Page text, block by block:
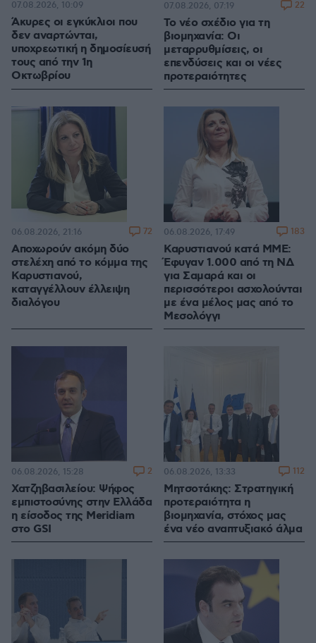
Άκυρες οι εγκύκλιοι που
δεν αναρτώνται,
υποχρεωτική η δημοσίευσή
τους από την 1η
Οκτωβρίου
07.08.2026, 10:09
Το νέο σχέδιο για τη
βιομηχανία: Οι
μεταρρυθμίσεις, οι
επενδύσεις και οι νέες
προτεραιότητες
07.08.2026, 07:19 22
Αποχωρούν ακόμη δύο
στελέχη από το κόμμα της
Καρυστιανού,
καταγγέλλουν έλλειψη
διαλόγου
06.08.2026, 21:16 72
Καρυστιανού κατά ΜΜΕ:
Έφυγαν 1.000 από τη ΝΔ
για Σαμαρά και οι
περισσότεροι ασχολούνται
με ένα μέλος μας από το
Μεσολόγγι
06.08.2026, 17:49 183
Χατζηβασιλείου: Ψήφος
εμπιστοσύνης στην Ελλάδα
η είσοδος της Meridiam
στο GSI
06.08.2026, 15:28 2
Μητσοτάκης: Στρατηγική
προτεραιότητα η
βιομηχανία, στόχος μας
ένα νέο αναπτυξιακό άλμα
06.08.2026, 13:33 112